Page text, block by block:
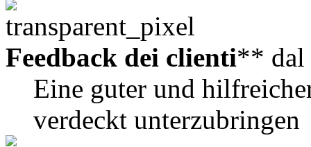
Feedback dei clienti** dal
Eine guter und
verdeckt unterzubringen